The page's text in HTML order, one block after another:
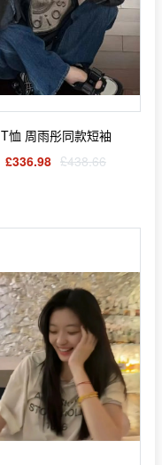
T恤 周雨彤同款短袖
£336.98 £438.66